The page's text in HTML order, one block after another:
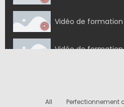
Vidéo de
Vidéo de
All
Perfectionnement